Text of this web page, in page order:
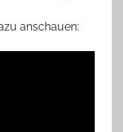
anschauen: